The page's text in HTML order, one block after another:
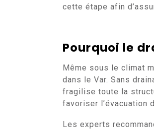
cette étape afin
Pourquoi le
Même sous le climat
dans le Var. Sans
fragilise toute la
favoriser l’évacuation
Les experts